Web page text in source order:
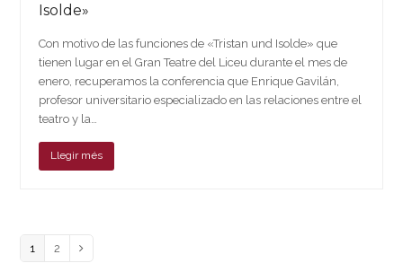
Isolde»
Con motivo de las funciones de «Tristan und Isolde» que
tienen lugar en el Gran Teatre del Liceu durante el mes de
enero, recuperamos la conferencia que Enrique Gavilán,
profesor universitario especializado en las relaciones entre el
teatro y la…
Llegir més
Page
1 Page
2 Siguiente